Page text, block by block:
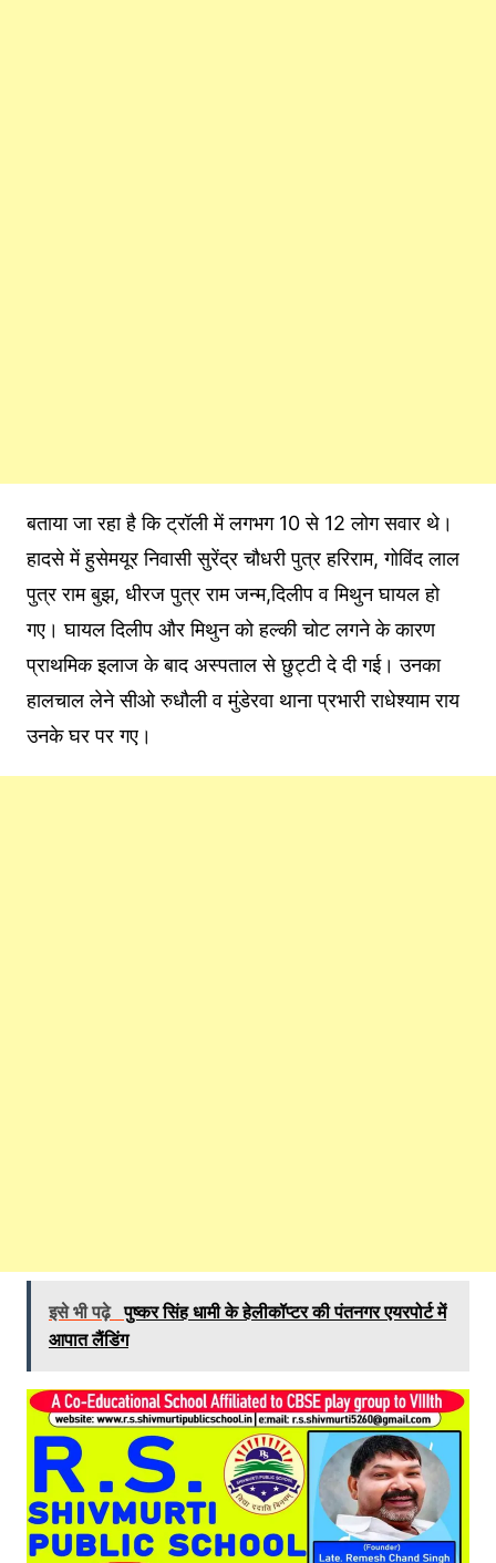
बताया जा रहा है कि ट्रॉली में लगभग 10 से 12 लोग सवार थे।
हादसे में हुसेमयूर निवासी सुरेंद्र चौधरी पुत्र हरिराम, गोविंद लाल
पुत्र राम बुझ, धीरज पुत्र राम जन्म,दिलीप व मिथुन घायल हो
गए। घायल दिलीप और मिथुन को हल्की चोट लगने के कारण
प्राथमिक इलाज के बाद अस्पताल से छुट्टी दे दी गई। उनका
हालचाल लेने सीओ रुधौली व मुंडेरवा थाना प्रभारी राधेश्याम राय
उनके घर पर गए।
इसे भी पढ़े पुष्कर सिंह धामी के हेलीकॉप्टर की पंतनगर एयरपोर्ट में
आपात लैंडिंग